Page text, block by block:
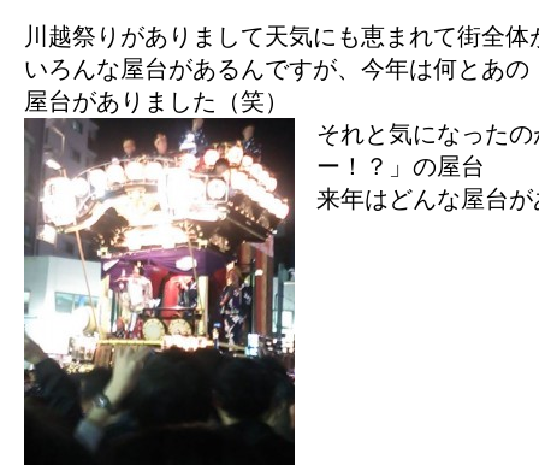
川越祭りがありまして天気にも恵まれて街全
いろんな屋台があるんですが、今年は何とあ
屋台がありました（笑）
それと気になったの
ー！？」の屋台
来年はどんな屋台